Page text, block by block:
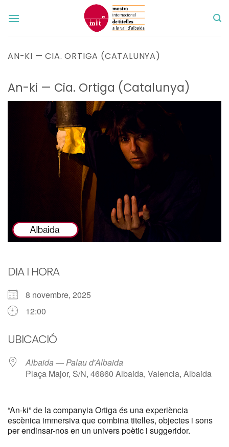
AN-KI — CIA. ORTIGA (CATALUNYA)
An-ki — Cia. Ortiga (Catalunya)
DIA I HORA
8 novembre, 2025
12:00
UBICACIÓ
Albaida — Palau d'Albaida
Plaça Major, S/N, 46860 Albaida, Valencia, Albaida
“An-ki” de la companyia Ortiga és una experiència
escènica immersiva que combina titelles, objectes i sons
per endinsar-nos en un univers poètic i suggeridor.